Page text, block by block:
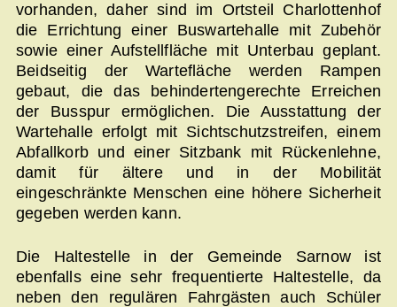
vorhanden, daher sind im Ortsteil Charlottenhof
die Errichtung einer Buswartehalle mit Zubehör
sowie einer Aufstellfläche mit Unterbau geplant.
Beidseitig der Wartefläche werden Rampen
gebaut, die das behindertengerechte Erreichen
der Busspur ermöglichen. Die Ausstattung der
Wartehalle erfolgt mit Sichtschutzstreifen, einem
Abfallkorb und einer Sitzbank mit Rückenlehne,
damit für ältere und in der Mobilität
eingeschränkte Menschen eine höhere Sicherheit
gegeben werden kann.
Die Haltestelle in der Gemeinde Sarnow ist
ebenfalls eine sehr frequentierte Haltestelle, da
neben den regulären Fahrgästen auch Schüler